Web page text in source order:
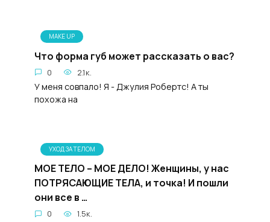
MAKE UP
Что форма губ может рассказать о вас?
0 2.1к.
У меня совпало! Я - Джулия Робертс! А ты
похожа на
УХОД ЗА ТЕЛОМ
МОЕ ТЕЛО – МОЕ ДЕЛО! Женщины, у нас
ПОТРЯСАЮЩИЕ ТЕЛА, и точка! И пошли
они все в …
0 1.5к.